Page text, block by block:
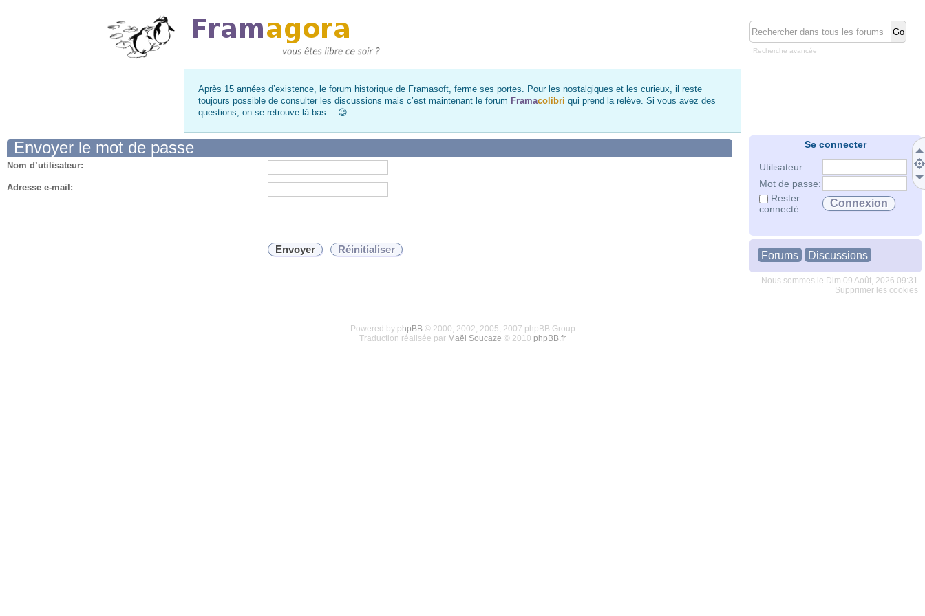
Recherche avancée
Après 15 années d’existence, le forum historique de Framasoft, ferme ses portes. Pour les nostalgiques et les curieux, il reste
toujours possible de consulter les discussions mais c’est maintenant le forum Framacolibri qui prend la relève. Si vous avez des
questions, on se retrouve là-bas… 😉
Se connecter
Utilisateur:
Mot de passe:
Rester
connecté
Forums Discussions
Nous sommes le Dim 09 Août, 2026 09:31
Supprimer les cookies
Envoyer le mot de passe
Nom d’utilisateur:
Adresse e-mail:
Powered by phpBB© 2000, 2002, 2005, 2007 phpBB Group
Traduction réalisée par Maël Soucaze © 2010 phpBB.fr